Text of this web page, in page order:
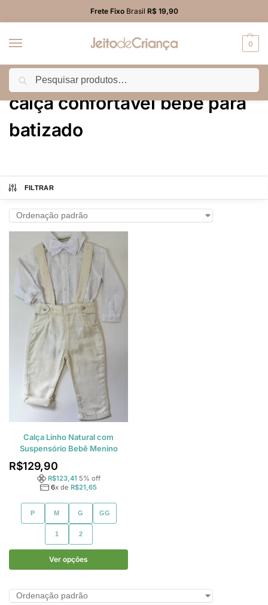
Frete FixoBrasil R$ 19,90
0
Início Produtos marcados com a tag “calça confortável bebê para batizado”
calça confortável bebê para
batizado
FILTRAR
Calça Linho Natural com
Suspensório Bebê Menino
R$129,90
R$123,41 5% off
6x de R$21,65
P M G GG
1 2
Ver opções